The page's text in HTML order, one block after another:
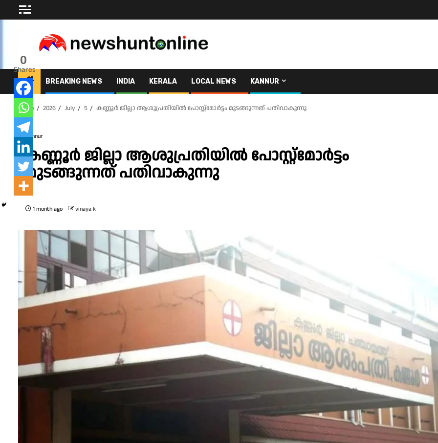
to
BREAKING NEWS INDIA KERALA LOCAL NEWS KANNUR
Home 2026 July 5 കണ്ണൂർ ജില്ലാ ആശുപ്രതിയിൽ പോസ്റ്റ്‌മോർട്ടം മുടങ്ങുന്നത് പതിവാകുന്നു
Kannur
കണ്ണൂർ ജില്ലാ ആശുപ്രതിയിൽ പോസ്റ്റ്‌മോർട്ടം
മുടങ്ങുന്നത് പതിവാകുന്നു
1 month ago vinaya k
0
Shares